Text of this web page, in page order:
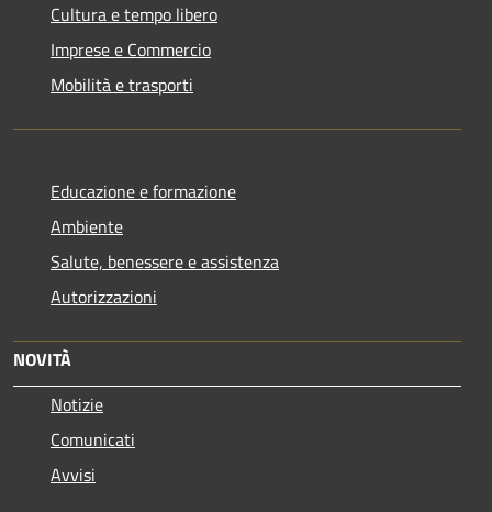
Cultura e tempo libero
Imprese e Commercio
Mobilità e trasporti
Educazione e formazione
Ambiente
Salute, benessere e assistenza
Autorizzazioni
NOVITÀ
Notizie
Comunicati
Avvisi